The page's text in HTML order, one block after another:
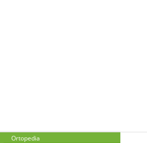
Ortopedia